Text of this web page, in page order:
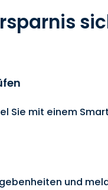
Sie mit einem
und